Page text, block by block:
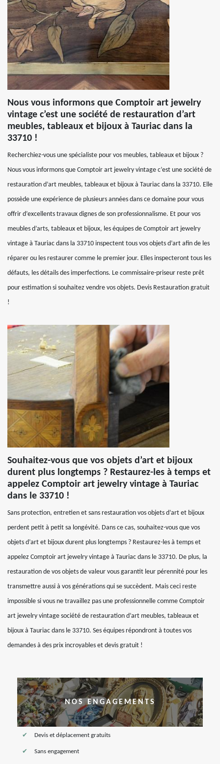
Nous vous informons que Comptoir art jewelry
vintage c’est une société de restauration d’art
meubles, tableaux et bijoux à Tauriac dans la
33710 !
Recherchiez-vous une spécialiste pour vos meubles, tableaux et bijoux ?
Nous vous informons que Comptoir art jewelry vintage c’est une société de
restauration d’art meubles, tableaux et bijoux à Tauriac dans la 33710. Elle
possède une expérience de plusieurs années dans ce domaine pour vous
offrir d’excellents travaux dignes de son professionnalisme. Et pour vos
meubles d’arts, tableaux et bijoux, les équipes de Comptoir art jewelry
vintage à Tauriac dans la 33710 inspectent tous vos objets d’art afin de les
réparer ou les restaurer comme le premier jour. Elles inspecteront tous les
défauts, les détails des imperfections. Le commissaire-priseur reste prêt
pour estimation si souhaitez vendre vos objets. Devis Restauration gratuit
!
Souhaitez-vous que vos objets d’art et bijoux
durent plus longtemps ? Restaurez-les à temps et
appelez Comptoir art jewelry vintage à Tauriac
dans le 33710 !
Sans protection, entretien et sans restauration vos objets d’art et bijoux
perdent petit à petit sa longévité. Dans ce cas, souhaitez-vous que vos
objets d’art et bijoux durent plus longtemps ? Restaurez-les à temps et
appelez Comptoir art jewelry vintage à Tauriac dans le 33710. De plus, la
restauration de vos objets de valeur vous garantit leur pérennité pour les
transmettre aussi à vos générations qui se succèdent. Mais ceci reste
impossible si vous ne travaillez pas une professionnelle comme Comptoir
art jewelry vintage société de restauration d’art meubles, tableaux et
bijoux à Tauriac dans le 33710. Ses équipes répondront à toutes vos
demandes à des prix incroyables et devis gratuit !
NOS ENGAGEMENTS
Devis et déplacement gratuits
Sans engagement